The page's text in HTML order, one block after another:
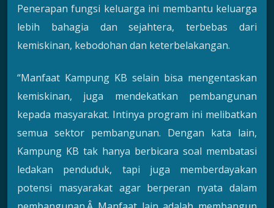
Penerapan fungsi keluarga ini membantu keluarga
lebih bahagia dan sejahtera, terbebas dari
kemiskinan, kebodohan dan keterbelakangan.
“Manfaat Kampung KB selain bisa mengentaskan
kemiskinan, juga mendekatkan pembangunan
kepada masyarakat. Intinya program ini melibatkan
semua sektor pembangunan. Dengan kata lain,
Kampung KB tak hanya berbicara soal membatasi
ledakan penduduk, tapi juga memberdayakan
potensi masyarakat agar berperan nyata dalam